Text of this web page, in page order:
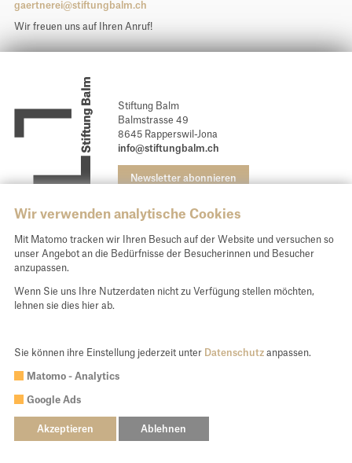
Stiftung Balm
Suche
Aktuelles
Newsletter
gaertnerei@stiftungbalm.ch
Wir freuen uns auf Ihren Anruf!
Wir verwenden analytische Cookies
Mit Matomo tracken wir Ihren Besuch auf der Website und versuchen so
unser Angebot an die Bedürfnisse der Besucherinnen und Besucher
anzupassen.
Wenn Sie uns Ihre Nutzerdaten nicht zu Verfügung stellen möchten,
lehnen sie dies hier ab.
Sie können ihre Einstellung jederzeit unter Datenschutzanpassen.
Matomo - Analytics
Google Ads
Akzeptieren Ablehnen
Stiftung Balm
Balmstrasse 49
8645 Rapperswil-Jona
info@stiftungbalm.ch
Newsletter abonnieren
Spendenkonto und Kontakt
Unsere E-Banking Daten für Ihre Spende:
Spenden
Impressum Datenschutz